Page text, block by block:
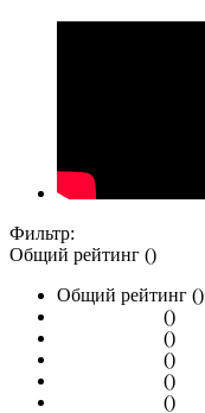
Фильтр:
Общий рейтинг ()
Общий рейтинг ()
()
()
()
()
()